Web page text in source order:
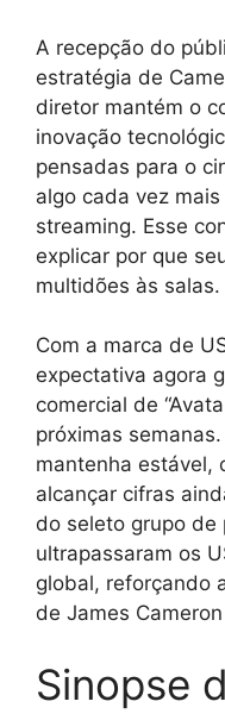
A recepção do
estratégia de
diretor mantém o
inovação
pensadas para o
algo cada vez
streaming. Esse
explicar por que
multidões às salas.
Com a marca de
expectativa agora
comercial de
próximas
mantenha estável,
alcançar cifras
do seleto grupo de
ultrapassaram os
global, reforçando
de James
Sinopse